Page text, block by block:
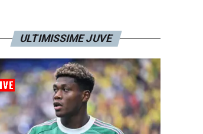
ULTIMISSIME JUVE